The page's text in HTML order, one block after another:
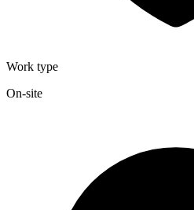
Work type
On-site